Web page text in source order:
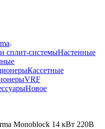
сплит-системыНастенные
Кассетные
VRF
Новое
Monoblock 14 кВт 220В